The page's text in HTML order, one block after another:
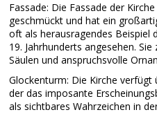
Fassade: Die Fassade der
geschmückt und hat ein
oft als herausragendes Beispiel
19. Jahrhunderts angesehen.
Säulen und anspruchsvolle
Glockenturm: Die Kirche
der das imposante
als sichtbares Wahrzeichen in